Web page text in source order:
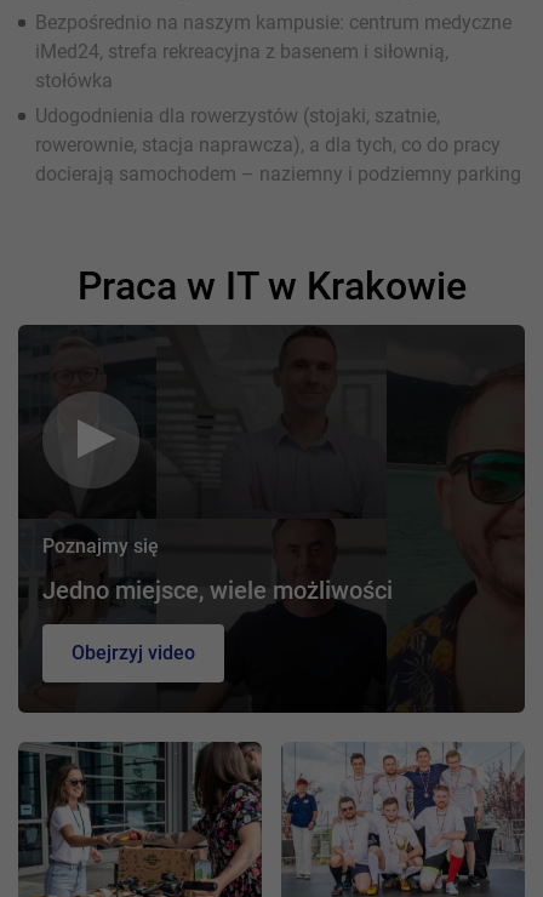
Bezpośrednio na naszym kampusie: centrum medyczne
iMed24, strefa rekreacyjna z basenem i siłownią,
stołówka
Udogodnienia dla rowerzystów (stojaki, szatnie,
rowerownie, stacja naprawcza), a dla tych, co do pracy
docierają samochodem – naziemny i podziemny parking
Praca w IT w Krakowie
Poznajmy się
Jedno miejsce, wiele możliwości
Obejrzyj video